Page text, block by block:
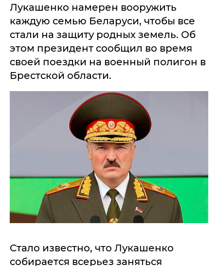
Лукашенко намерен вооружить
каждую семью Беларуси, чтобы все
стали на защиту родных земель. Об
этом президент сообщил во время
своей поездки на военный полигон в
Брестской области.
Стало известно, что Лукашенко
собирается всерьез заняться